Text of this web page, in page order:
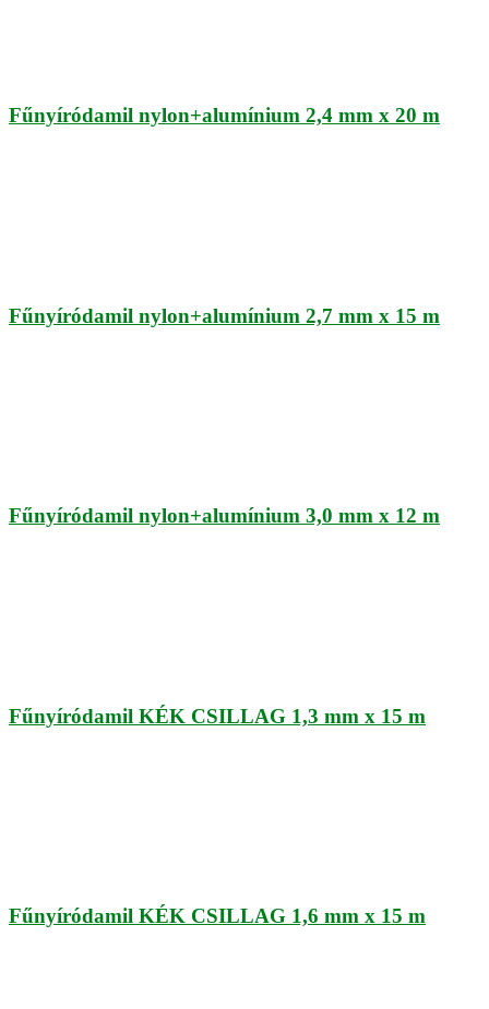
Fűnyíródamil nylon+alumínium 2,4 mm x 20 m
Fűnyíródamil nylon+alumínium 2,7 mm x 15 m
Fűnyíródamil nylon+alumínium 3,0 mm x 12 m
Fűnyíródamil KÉK CSILLAG 1,3 mm x 15 m
Fűnyíródamil KÉK CSILLAG 1,6 mm x 15 m